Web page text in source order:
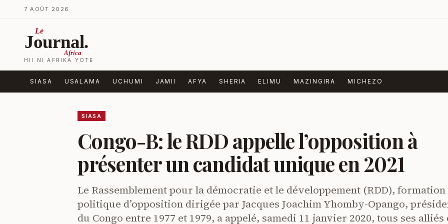
Ruka kwenye yaliyomo
7 AOÛT 2026
Le
Journal.
Africa
HII NI AFRIKA YOTE
SIASA USALAMA UCHUMI JAMII AFYA SHERIA ELIMU MAZINGIRA MICHEZO
SIASA
Congo-B: le RDD appelle l’opposition à
présenter un candidat unique en 2021
Le Rassemblement pour la démocratie et le développement (RDD), formation
politique d’opposition dirigée par Jacques Joachim Yhomby-Opango,
du Congo entre 1977 et 1979, a appelé, samedi 11 janvier 2020, tous ses alliés